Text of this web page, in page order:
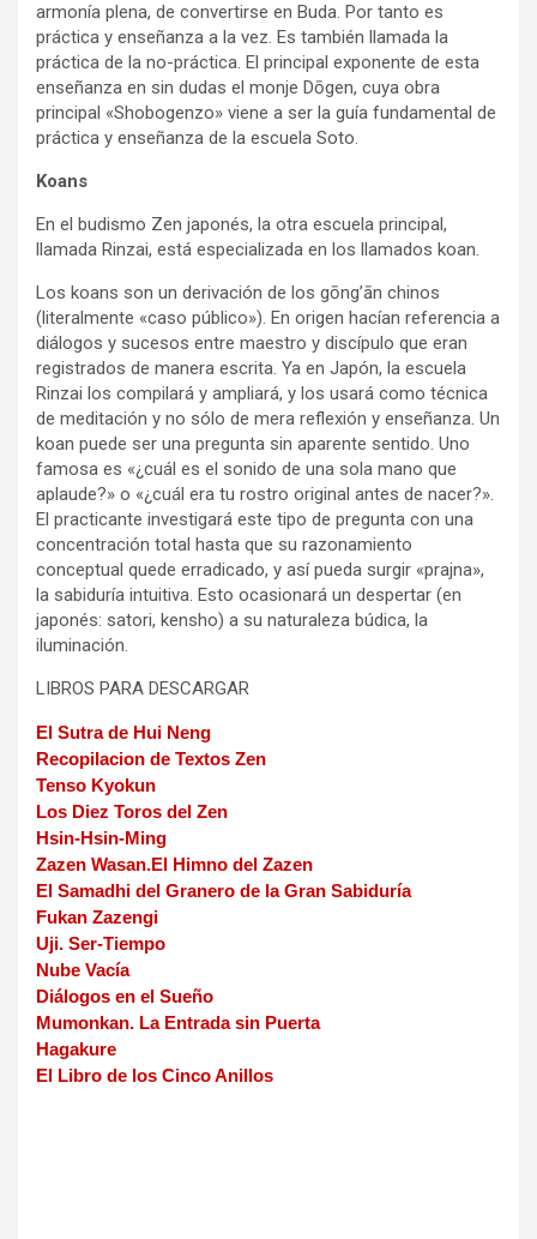
armonía plena, de convertirse en Buda. Por tanto es
práctica y enseñanza a la vez. Es también llamada la
práctica de la no-práctica. El principal exponente de esta
enseñanza en sin dudas el monje Dōgen, cuya obra
principal «Shobogenzo» viene a ser la guía fundamental de
práctica y enseñanza de la escuela Soto.
Koans
En el budismo Zen japonés, la otra escuela principal,
llamada Rinzai, está especializada en los llamados koan.
Los koans son un derivación de los gōng’ān chinos
(literalmente «caso público»). En origen hacían referencia a
diálogos y sucesos entre maestro y discípulo que eran
registrados de manera escrita. Ya en Japón, la escuela
Rinzai los compilará y ampliará, y los usará como técnica
de meditación y no sólo de mera reflexión y enseñanza. Un
koan puede ser una pregunta sin aparente sentido. Uno
famosa es «¿cuál es el sonido de una sola mano que
aplaude?» o «¿cuál era tu rostro original antes de nacer?».
El practicante investigará este tipo de pregunta con una
concentración total hasta que su razonamiento
conceptual quede erradicado, y así pueda surgir «prajna»,
la sabiduría intuitiva. Esto ocasionará un despertar (en
japonés: satori, kensho) a su naturaleza búdica, la
iluminación.
LIBROS PARA DESCARGAR
El Sutra de Hui Neng
Recopilacion de Textos Zen
Tenso Kyokun
Los Diez Toros del Zen
Hsin-Hsin-Ming
Zazen Wasan.El Himno del Zazen
El Samadhi del Granero de la Gran Sabiduría
Fukan Zazengi
Uji. Ser-Tiempo
Nube Vacía
Diálogos en el Sueño
Mumonkan. La Entrada sin Puerta
Hagakure
El Libro de los Cinco Anillos